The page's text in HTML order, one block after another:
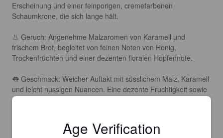
Erscheinung und einer feinporigen, cremefarbenen
Schaumkrone, die sich lange hält.
👃 Geruch: Angenehme Malzaromen von Karamell und
frischem Brot, begleitet von feinen Noten von Honig,
Trockenfrüchten und einer dezenten floralen Hopfennote.
👅 Geschmack: Weicher Auftakt mit süsslichem Malz, Karamell
und leicht nussigen Nuancen. Eine dezente Fruchtigkeit sowie
die ausgewogene Hopfenbittere (22 IBU) sorgen für Balance
👄 Mundgefühl: Mittelkräftig, angenehm weich und rund mit
Age Verification